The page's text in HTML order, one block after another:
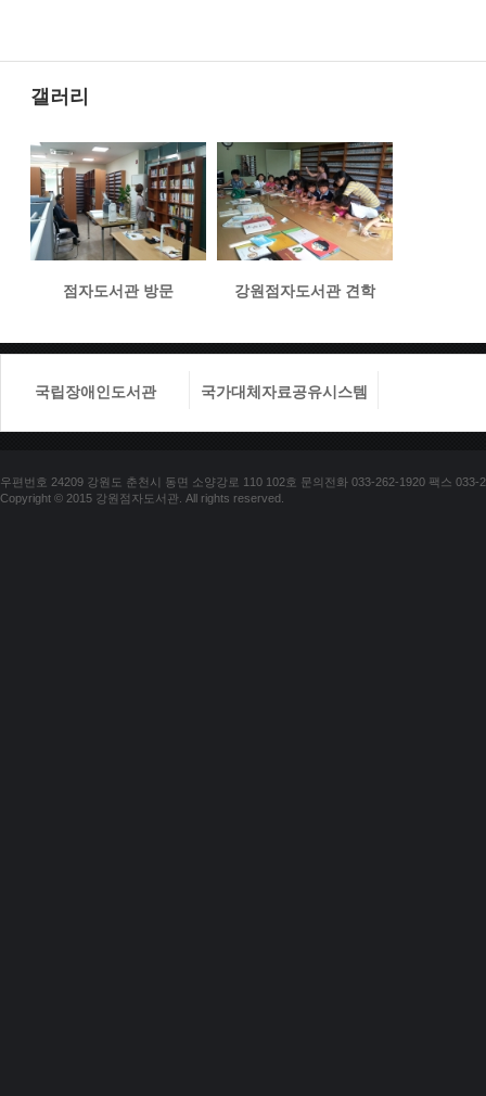
갤러리
점자도서관 방문 강원점자도서관 견학
국립장애인도서관 국가대체자료공유시스템
우편번호 24209 강원도 춘천시 동면 소양강로 110 102호 문의전화 033-262-1920 팩스 033-
Copyright © 2015 강원점자도서관. All rights reserved.